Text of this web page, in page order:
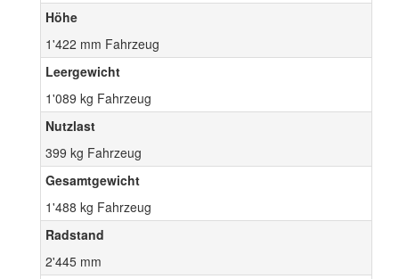
Höhe
1'422 mm Fahrzeug
Leergewicht
1'089 kg Fahrzeug
Nutzlast
399 kg Fahrzeug
Gesamtgewicht
1'488 kg Fahrzeug
Radstand
2'445 mm